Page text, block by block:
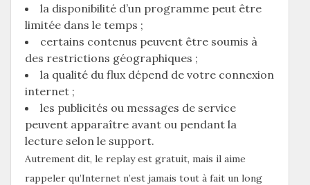
la disponibilité d’un programme peut être
limitée dans le temps ;
certains contenus peuvent être soumis à
des restrictions géographiques ;
la qualité du flux dépend de votre connexion
internet ;
les publicités ou messages de service
peuvent apparaître avant ou pendant la
lecture selon le support.
Autrement dit, le replay est gratuit, mais il aime
rappeler qu’Internet n’est jamais tout à fait un long